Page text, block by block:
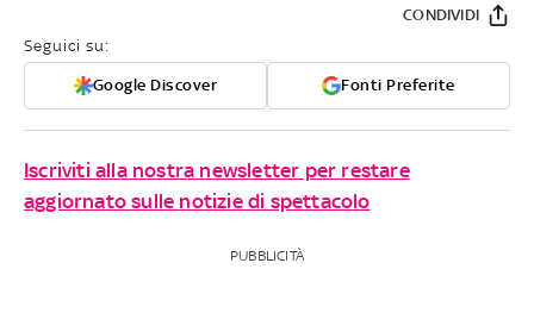
Seguici su:
Google Discover Fonti Preferite
CONDIVIDI
Iscriviti alla nostra newsletter per restare
aggiornato sulle notizie di spettacolo
PUBBLICITÀ